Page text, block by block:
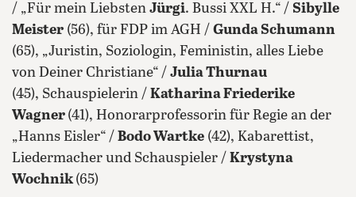
/ „Für mein Liebsten Jürgi. Bussi XXL H.“ / Sibylle
Meister (56), für FDP im AGH / Gunda Schumann
(65), „Juristin, Soziologin, Feministin, alles Liebe
von Deiner Christiane“ / Julia Thurnau
(45), Schauspielerin / Katharina Friederike
Wagner (41), Honorarprofessorin für Regie an der
„Hanns Eisler“ / Bodo Wartke (42), Kabarettist,
Liedermacher und Schauspieler / Krystyna
Wochnik(65)